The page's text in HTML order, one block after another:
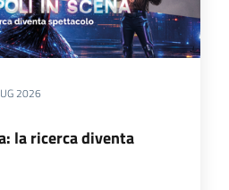
2026
la ricerca diventa